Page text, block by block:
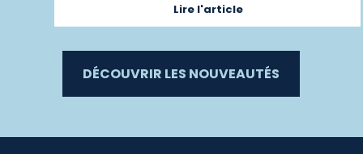
Lire l'article
DÉCOUVRIR LES NOUVEAUTÉS